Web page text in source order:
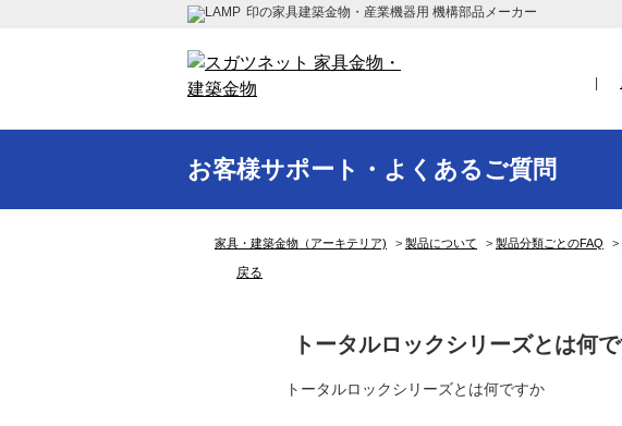
印の家具建築金物・産業機器用 機構部品メーカー
お客様サポート・よくあるご質問
家具・建築金物（アーキテリア) > 製品について > 製品分類ごとのFAQ >
戻る
トータルロックシリーズとは何
トータルロックシリーズとは何ですか